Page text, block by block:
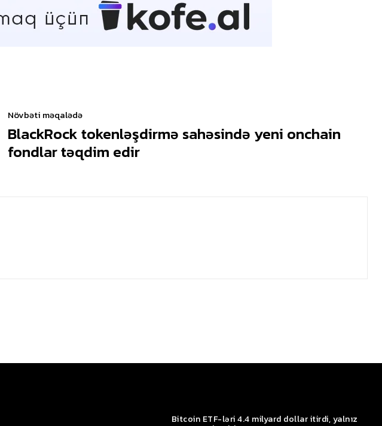
Növbəti məqalədə
BlackRock tokenləşdirmə sahəsində yeni onchain
fondlar təqdim edir
Bitcoin ETF-ləri 4.4 milyard dollar itirdi, yalnız